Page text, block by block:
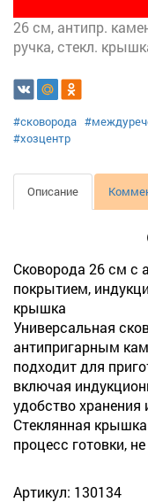
26 см, антипр.
ручка, стекл.
#сковорода
#хозцентр
Описание
Сковорода 26 см с
покрытием,
крышка
Универсальная
антипригарным
подходит для
включая
удобство хранения
Стеклянная
процесс готовки,
Артикул: 130134